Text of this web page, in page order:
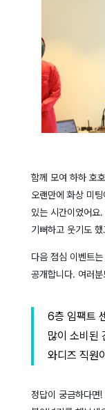
함께 모여 하하 호
오랜만에 화상 미
있는 시간이었어요
기뻐하고 웃기도 했
다음 점심 이벤트
공개합니다. 여러
6층 임팩트
많이 소비된
와디즈 직원
정답이 궁금하다면